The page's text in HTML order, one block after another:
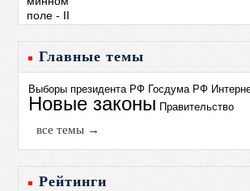
Главные темы
Выборы президента РФ Госдума РФ
Новые законы Правительство
все темы →
Рейтинги